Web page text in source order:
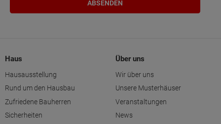
Haus
Hausausstellung
Rund um den Hausbau
Zufriedene Bauherren
Sicherheiten
Über uns
Wir über uns
Unsere Musterhäuser
Veranstaltungen
News